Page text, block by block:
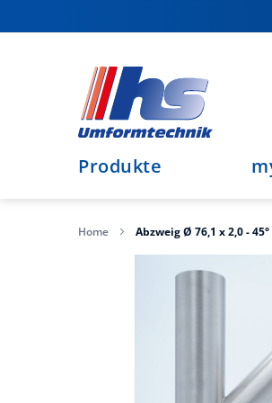
zum
Produkte
Home Abzweig Ø 76,1 x 2,0 - 45°